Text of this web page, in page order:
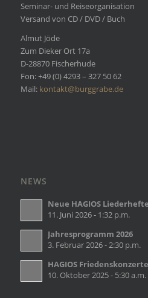
Seminar- und Reiseorganisation
Versand von CD / DVD / Buch
Almut Jöde
Zum Dieker Ort 17a
D-28870 Fischerhude
Fon: +49 (0) 4293 – 327 50 62
Mail: kontakt@burggrabe.de
NEWS
Neue HAGIOS Liederhefte
11. Juni 2026 - 1:32 p.m.
Jahresprogramm 2026
3. Februar 2026 - 2:30 p.m.
HAGIOS
10. Oktober 2025 - 5:30 a.m.